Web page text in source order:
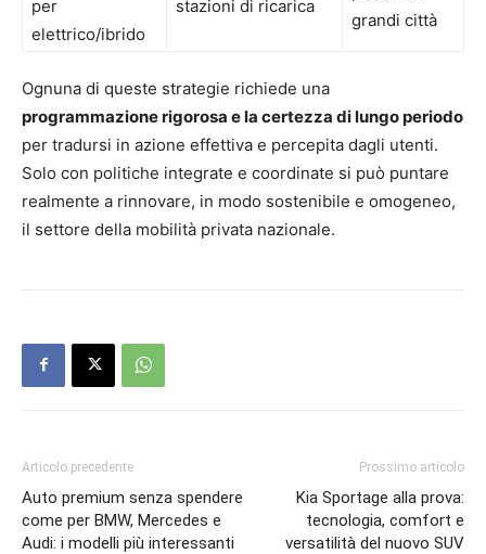
per
elettrico/ibrido
stazioni di ricarica
grandi città
Ognuna di queste strategie richiede una
programmazione rigorosa e la certezza di lungo periodo
per tradursi in azione effettiva e percepita dagli utenti.
Solo con politiche integrate e coordinate si può puntare
realmente a rinnovare, in modo sostenibile e omogeneo,
il settore della mobilità privata nazionale.
Articolo precedente
Auto premium senza spendere
come per BMW, Mercedes e
Audi: i modelli più interessanti
Prossimo articolo
Kia Sportage alla prova:
tecnologia, comfort e
versatilità del nuovo SUV